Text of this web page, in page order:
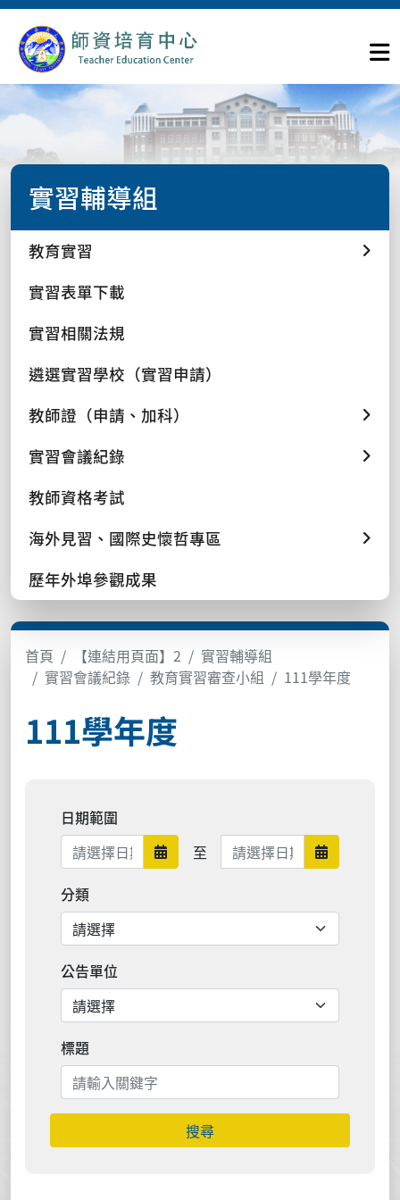
實習輔導組
教育實習
實習表單下載
實習相關法規
遴選實習學校（實習申請）
教師證（申請、加科）
實習會議紀錄
教師資格考試
海外見習、國際史懷哲專區
歷年外埠參觀成果
首頁 【連結用頁面】2
實習輔導組
實習會議紀錄
教育實習審查小組 111學年度
111學年度
日期範圍
日期範圍開始
至 日期範圍結束 日期範圍
分類
公告單位
標題
搜尋